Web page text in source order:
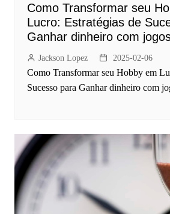
Como Transformar seu
Lucro: Estratégias de
Ganhar dinheiro com
Jackson Lopez 2025-02-06
Como Transformar seu Hobby em
Sucesso para Ganhar dinheiro com